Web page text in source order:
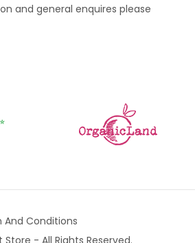
and general enquires please
And Conditions
- All Rights Reserved.